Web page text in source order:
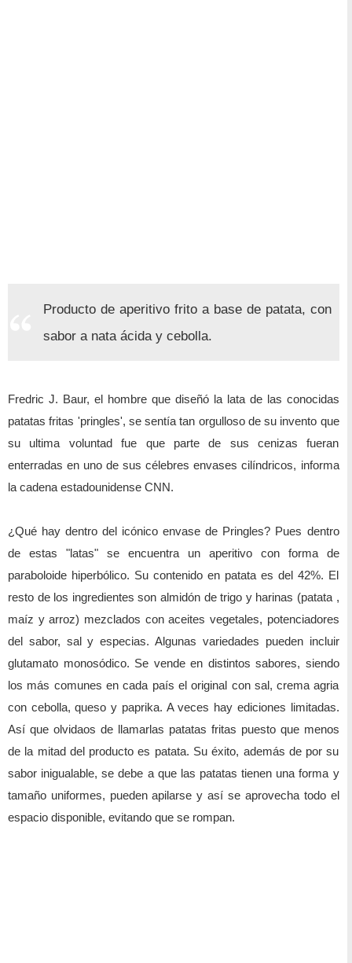
Producto de aperitivo frito a base de patata, con
sabor a nata ácida y cebolla.
Fredric J. Baur, el hombre que diseñó la lata de las conocidas
patatas fritas 'pringles', se sentía tan orgulloso de su invento que
su ultima voluntad fue que parte de sus cenizas fueran
enterradas en uno de sus célebres envases cilíndricos, informa
la cadena estadounidense CNN.
¿Qué hay dentro del icónico envase de Pringles? Pues dentro
de estas "latas" se encuentra un aperitivo con forma de
paraboloide hiperbólico. Su contenido en patata es del 42%. El
resto de los ingredientes son almidón de trigo y harinas (patata ,
maíz y arroz) mezclados con aceites vegetales, potenciadores
del sabor, sal y especias. Algunas variedades pueden incluir
glutamato monosódico. Se vende en distintos sabores, siendo
los más comunes en cada país el original con sal, crema agria
con cebolla, queso y paprika. A veces hay ediciones limitadas.
Así que olvidaos de llamarlas patatas fritas puesto que menos
de la mitad del producto es patata. Su éxito, además de por su
sabor inigualable, se debe a que las patatas tienen una forma y
tamaño uniformes, pueden apilarse y así se aprovecha todo el
espacio disponible, evitando que se rompan.